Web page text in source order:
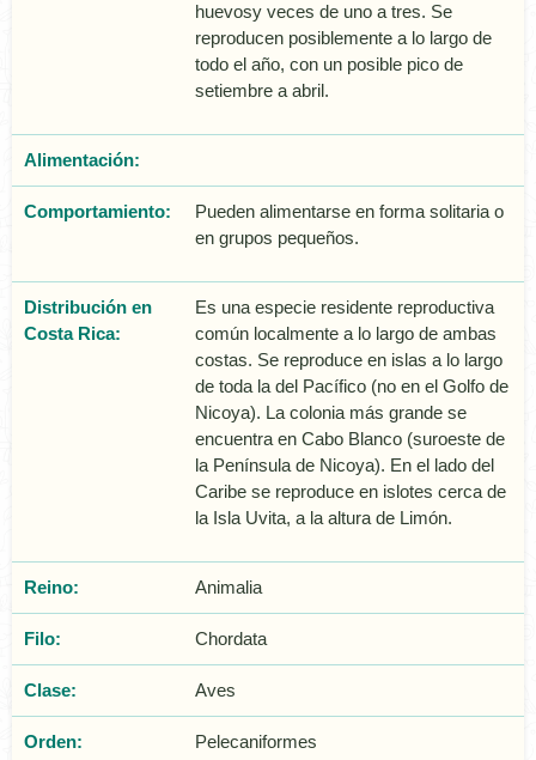
huevosy veces de uno a tres. Se
reproducen posiblemente a lo largo de
todo el año, con un posible pico de
setiembre a abril.
Alimentación:
Comportamiento:
Pueden alimentarse en forma solitaria o
en grupos pequeños.
Distribución en
Costa Rica:
Es una especie residente reproductiva
común localmente a lo largo de ambas
costas. Se reproduce en islas a lo largo
de toda la del Pacífico (no en el Golfo de
Nicoya). La colonia más grande se
encuentra en Cabo Blanco (suroeste de
la Península de Nicoya). En el lado del
Caribe se reproduce en islotes cerca de
la Isla Uvita, a la altura de Limón.
Reino: Animalia
Filo: Chordata
Clase: Aves
Orden: Pelecaniformes